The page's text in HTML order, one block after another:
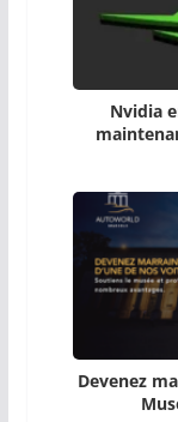
Nvidia
Devenez